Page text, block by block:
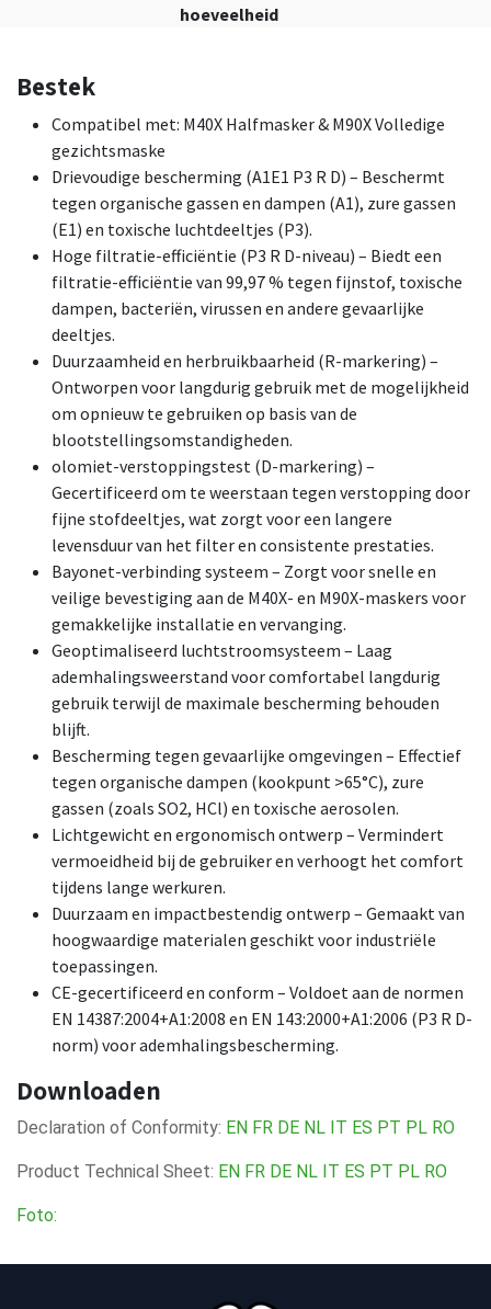
hoeveelheid
Bestek
Compatibel met: M40X Halfmasker & M90X Volledige
gezichtsmaske
Drievoudige bescherming (A1E1 P3 R D) – Beschermt
tegen organische gassen en dampen (A1), zure gassen
(E1) en toxische luchtdeeltjes (P3).
Hoge filtratie-efficiëntie (P3 R D-niveau) – Biedt een
filtratie-efficiëntie van 99,97 % tegen fijnstof, toxische
dampen, bacteriën, virussen en andere gevaarlijke
deeltjes.
Duurzaamheid en herbruikbaarheid (R-markering) –
Ontworpen voor langdurig gebruik met de mogelijkheid
om opnieuw te gebruiken op basis van de
blootstellingsomstandigheden.
olomiet-verstoppingstest (D-markering) –
Gecertificeerd om te weerstaan tegen verstopping door
fijne stofdeeltjes, wat zorgt voor een langere
levensduur van het filter en consistente prestaties.
Bayonet-verbinding systeem – Zorgt voor snelle en
veilige bevestiging aan de M40X- en M90X-maskers voor
gemakkelijke installatie en vervanging.
Geoptimaliseerd luchtstroomsysteem – Laag
ademhalingsweerstand voor comfortabel langdurig
gebruik terwijl de maximale bescherming behouden
blijft.
Bescherming tegen gevaarlijke omgevingen – Effectief
tegen organische dampen (kookpunt >65°C), zure
gassen (zoals SO2, HCl) en toxische aerosolen.
Lichtgewicht en ergonomisch ontwerp – Vermindert
vermoeidheid bij de gebruiker en verhoogt het comfort
tijdens lange werkuren.
Duurzaam en impactbestendig ontwerp – Gemaakt van
hoogwaardige materialen geschikt voor industriële
toepassingen.
CE-gecertificeerd en conform – Voldoet aan de normen
EN 14387:2004+A1:2008 en EN 143:2000+A1:2006 (P3 R D-
norm) voor ademhalingsbescherming.
Downloaden
Declaration of Conformity: EN FR DE NL IT ES PT PL RO
Product Technical Sheet: EN FR DE NL IT ES PT PL RO
Foto: